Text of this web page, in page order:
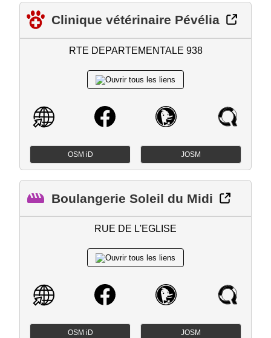
Clinique vétérinaire Pévélia
RTE DEPARTEMENTALE 938
OSM iD JOSM
Boulangerie Soleil du Midi
RUE DE L'EGLISE
OSM iD JOSM